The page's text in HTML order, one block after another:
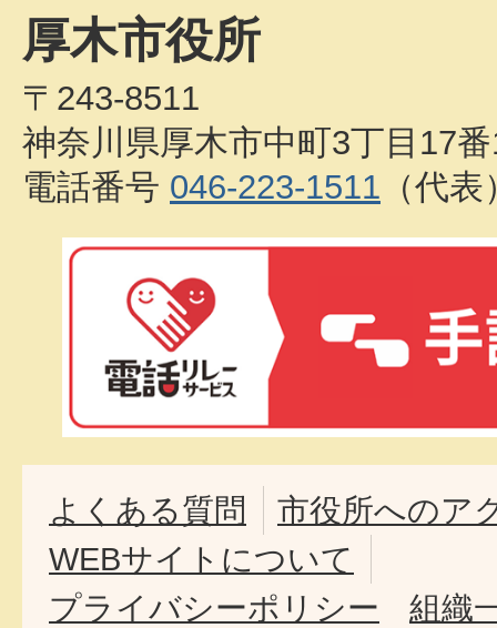
厚木市役所
〒243-8511
神奈川県厚木市中町3丁目17
電話番号 046-223-1511 （代表
よくある質問
市役所へのア
WEBサイトについて
プライバシーポリシー
組織